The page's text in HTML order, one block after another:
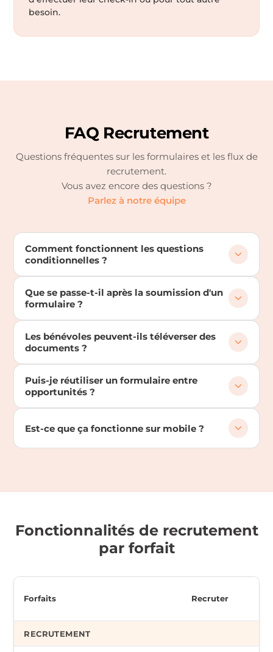
besoin.
FAQ Recrutement
Questions fréquentes sur les formulaires et les flux de
recrutement.
Vous avez encore des questions ?
Parlez à notre équipe
Comment fonctionnent les questions
conditionnelles ?
Que se passe-t-il après la soumission d'un
formulaire ?
Les bénévoles peuvent-ils téléverser des
documents ?
Puis-je réutiliser un formulaire entre
opportunités ?
Est-ce que ça fonctionne sur mobile ?
Fonctionnalités de recrutement
par forfait
Forfaits Recruter
RECRUTEMENT